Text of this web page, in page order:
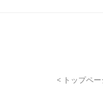
< トップペ